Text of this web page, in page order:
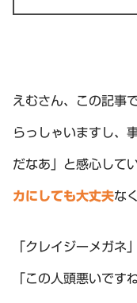
えむさん、この記事
らっしゃいますし、
だなあ」と感心して
カにしても大丈夫な
「クレイジーメガネ
「この人頭悪いです